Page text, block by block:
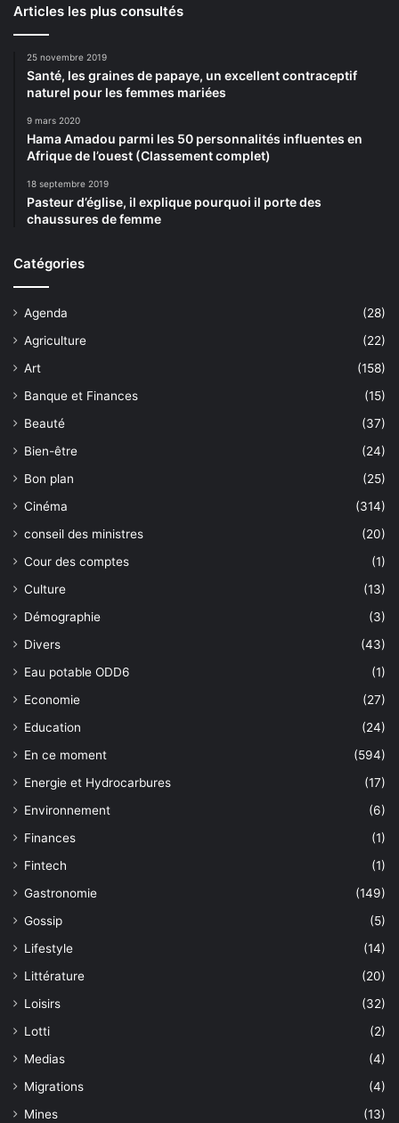
Articles les plus consultés
25 novembre 2019
Santé, les graines de papaye, un excellent contraceptif
naturel pour les femmes mariées
9 mars 2020
Hama Amadou parmi les 50 personnalités influentes en
Afrique de l’ouest (Classement complet)
18 septembre 2019
Pasteur d’église, il explique pourquoi il porte des
chaussures de femme
Catégories
Agenda
(28)
Agriculture
(22)
Art
(158)
Banque et Finances
(15)
Beauté
(37)
Bien-être
(24)
Bon plan
(25)
Cinéma
(314)
conseil des ministres
(20)
Cour des comptes
(1)
Culture
(13)
Démographie
(3)
Divers
(43)
Eau potable ODD6
(1)
Economie
(27)
Education
(24)
En ce moment
(594)
Energie et Hydrocarbures
(17)
Environnement
(6)
Finances
(1)
Fintech
(1)
Gastronomie
(149)
Gossip
(5)
Lifestyle
(14)
Littérature
(20)
Loisirs
(32)
Lotti
(2)
Medias
(4)
Migrations
(4)
Mines
(13)